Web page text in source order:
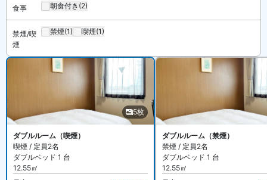
食事 朝食付き (2)
禁煙/喫
煙
禁煙(1) 喫煙(1)
5枚
ダブルルーム（喫煙）
喫煙 / 定員2名
ダブルベッド 1 台
12.55㎡
ダブルルーム（禁煙）
禁煙 / 定員2名
ダブルベッド 1 台
12.55㎡